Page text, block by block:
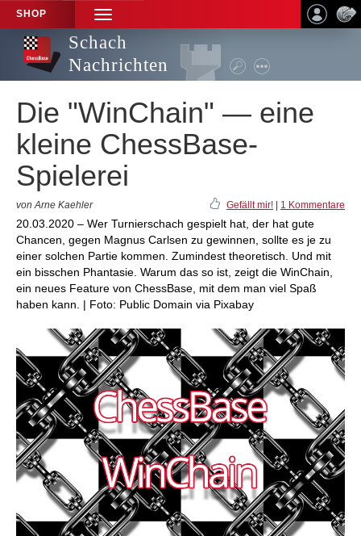
SHOP
TOGGLE
NAVIGATION
Schach
Nachrichten
Die "WinChain" — eine
kleine ChessBase-
Spielerei
von Arne Kaehler Gefällt mir! 1 Kommentare
20.03.2020 – Wer Turnierschach gespielt hat, der hat gute
Chancen, gegen Magnus Carlsen zu gewinnen, sollte es je zu
einer solchen Partie kommen. Zumindest theoretisch. Und mit
ein bisschen Phantasie. Warum das so ist, zeigt die WinChain,
ein neues Feature von ChessBase, mit dem man viel Spaß
haben kann. | Foto: Public Domain via Pixabay